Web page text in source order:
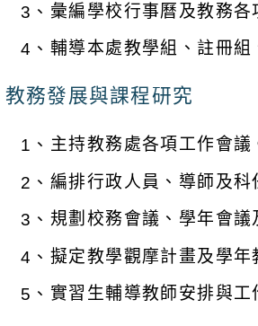
3、 彙編學校行事曆及教務
4、 輔導本處教學組、註冊
教務發展與課程研究
1、 主持教務處各項工作會議
2、 編排行政人員、導師及科
3、 規劃校務會議、學年會
4、 擬定教學觀摩計畫及學年
5、 實習生輔導教師安排與工